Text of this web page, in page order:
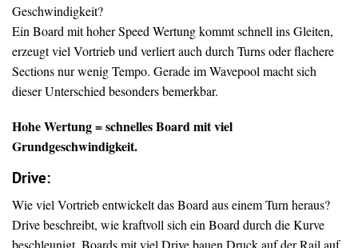
Geschwindigkeit?
Ein Board mit hoher Speed Wertung kommt schnell ins Gleiten,
erzeugt viel Vortrieb und verliert auch durch Turns oder flachere
Sections nur wenig Tempo. Gerade im Wavepool macht sich
dieser Unterschied besonders bemerkbar.
Hohe Wertung = schnelles Board mit viel
Grundgeschwindigkeit.
Drive:
Wie viel Vortrieb entwickelt das Board aus einem Turn heraus?
Drive beschreibt, wie kraftvoll sich ein Board durch die Kurve
beschleunigt. Boards mit viel Drive bauen Druck auf der Rail auf